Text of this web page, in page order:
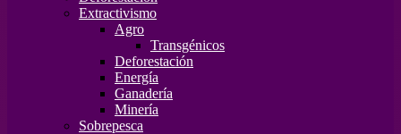
Extractivismo
Agro
Transgénicos
Deforestación
Energía
Ganadería
Minería
Sobrepesca